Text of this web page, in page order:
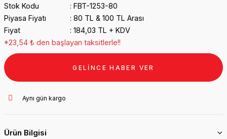
Stok Kodu
FBT-1253-80
Piyasa Fiyatı
80 TL & 100 TL Arası
Fiyat
184,03 TL + KDV
*23,54 ₺ den başlayan taksitlerle!!
GELİNCE HABER VER
Aynı gün kargo
Ürün Bilgisi